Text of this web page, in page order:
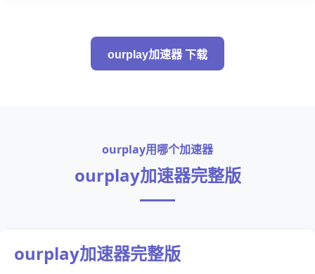
ourplay加速器 下载
ourplay用哪个加速器
ourplay加速器完整版
ourplay加速器完整版